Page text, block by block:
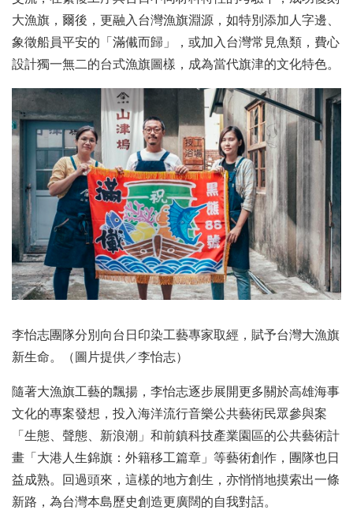
大漁旗，爾後，更融入台灣漁旗淵源，如特別添加人字邊、
象徵船員平安的「滿儎而歸」，或加入台灣常見魚類，費心
設計獨一無二的台式漁旗圖樣，成為當代旗津的文化特色。
李怡志團隊分別向台日印染工藝專家取經，賦予台灣大漁旗
新生命。（圖片提供／李怡志）
隨著大漁旗工藝的飄揚，李怡志逐步展開更多關於高雄海事
文化的專案發想，投入海洋流行音樂公共藝術民眾參與案
「生態、聲態、新浪潮」和前鎮科技產業園區的公共藝術計
畫「大港人生錦旗：外籍移工篇章」等藝術創作，團隊也日
益成熟。回過頭來，這樣的地方創生，亦悄悄地摸索出一條
新路，為台灣本島歷史創造更廣闊的自我對話。